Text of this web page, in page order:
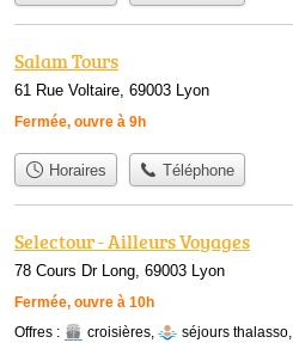
Salam Tours
61 Rue Voltaire, 69003 Lyon
Fermée, ouvre à 9h
Horaires Téléphone
Selectour - Ailleurs Voyages
78 Cours Dr Long, 69003 Lyon
Fermée, ouvre à 10h
Offres : croisières, séjours thalasso,